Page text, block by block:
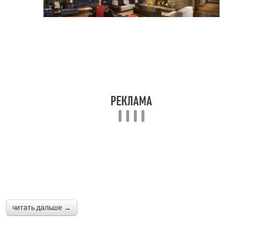
читать дальше →